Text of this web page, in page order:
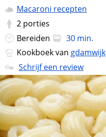
Macaroni recepten
2 porties
Bereiden
30 min.
Kookboek van gdamwijk
Schrijf een review